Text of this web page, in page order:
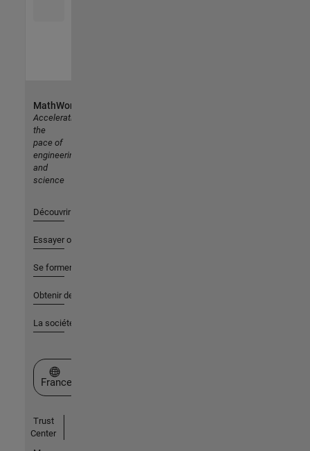
MathWorks
Accelerating
the
pace of
engineering
and
science
Découvrir les produits
Essayer ou acheter
Se former
Obtenir de l'aide
La société
Sélectionner un site web
France
Trust
Center